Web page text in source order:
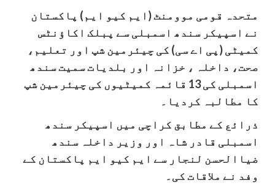
متحدہ قومی موومنٹ (ایم کیو ایم) پاکستان
نے اسپیکر سندھ اسمبلی سے پبلک اکاؤنٹس
کمیٹی (پی اے سی) کی چیئرمین شپ اور تعلیم،
صحت، داخلہ ، خزانہ اور بلدیات سمیت سندھ
اسمبلی کی 13 قائمہ کمیٹیوں کی چیئرمین شپ
کا مطالبہ کردیا۔
ذرائع کے مطابق کراچی میں اسپیکر سندھ
اسمبلی قادر شاہ اور وزیر داخلہ سندھ
ضیاالحسن لنجار سے ایم کیو ایم پاکستان کے
وفد نے ملاقات کی۔